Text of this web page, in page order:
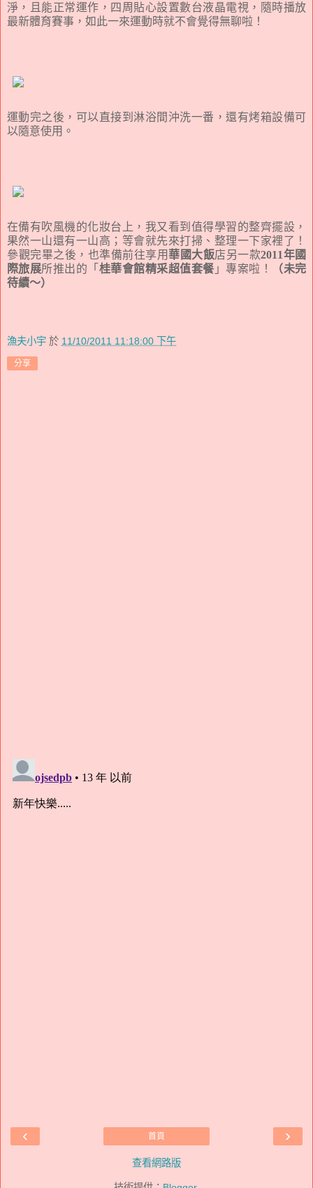
淨，且能正常運作，四周貼心設置數台液晶電視，隨時播放
最新體育賽事，如此一來運動時就不會覺得無聊啦！
運動完之後，可以直接到淋浴間沖洗一番，還有烤箱設備可
以隨意使用。
在備有吹風機的化妝台上，我又看到值得學習的整齊擺設，
果然一山還有一山高；等會就先來打掃、整理一下家裡了！
參觀完畢之後，也準備前往享用華國大飯店另一款2011年國
際旅展所推出的「 桂華會館精采超值套餐 」專案啦！
（未完
待續～）
漁夫小宇 於 11/10/2011 11:18:00 下午
分享
‹ ›
首頁
查看網路版